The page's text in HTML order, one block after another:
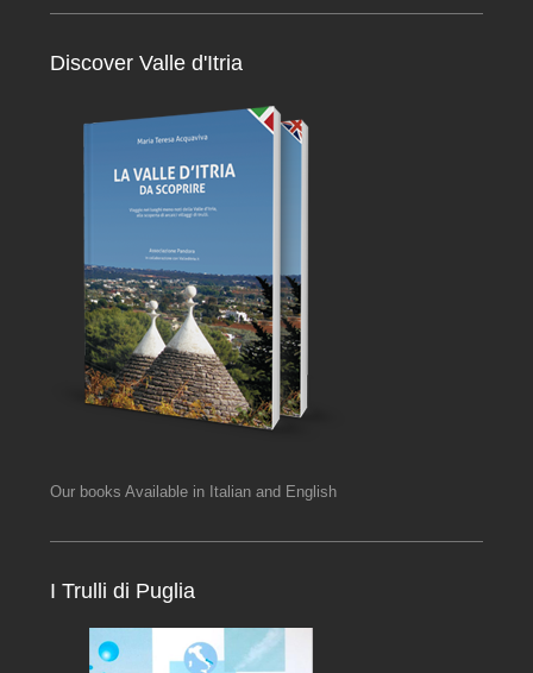
Discover Valle d'Itria
Our books Available in Italian and English
I Trulli di Puglia